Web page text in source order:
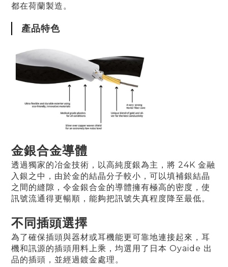
都在荷蘭製造。
產品特色
金銀合金導體
透過獨家的冶金技術，以高純度銀為主，將 24K 金融
入銀之中，由於金的結晶分子較小，可以填補銀結晶
之間的縫隙，令金銀合金的導體擁有極高的密度，使
訊號流通得更暢順，能夠把訊號失真程度降至最低。
不同插頭選擇
為了確保插頭與器材或耳機能更可靠地連接起來，耳
機和訊源的插頭用料上乘，均選用了日本 Oyaide 出
品的插頭，並經過鍍金處理。